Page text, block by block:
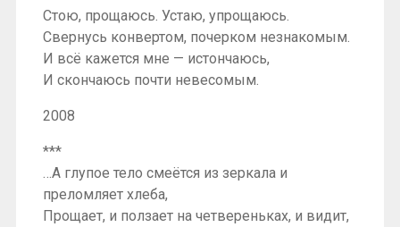
Стою, прощаюсь. Устаю, упрощаюсь.
Свернусь конвертом, почерком незнакомым.
И всё кажется мне — истончаюсь,
И скончаюсь почти невесомым.
2008
***
…А глупое тело смеётся из зеркала и
преломляет хлеба,
Прощает, и ползает на четвереньках, и видит,